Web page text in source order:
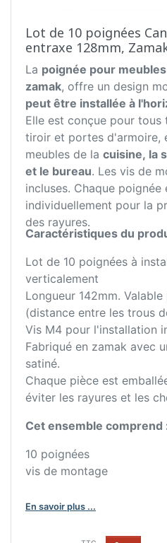
Lot de 10 poignées
entraxe 128mm,
La poignée pour
zamak, offre un design
peut être installée à
Elle est conçue pour
tiroir et portes d'armoire,
meubles de la cuisine, la
et le bureau. Les vis de
incluses. Chaque poignée
individuellement pour la
des rayures.
Caractéristiques du
Lot de 10 poignées à
verticalement
Longueur 142mm.
(distance entre les trous
Vis M4 pour l'installation
Fabriqué en zamak avec
satiné.
Chaque pièce est
éviter les rayures et les
Cet ensemble comprend
10 poignées
vis de montage
En savoir plus ...